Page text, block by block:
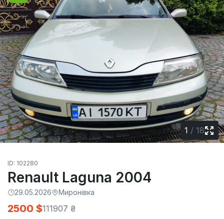
1 / 18
ID: 102280
Renault Laguna 2004
29.05.2026 Миронівка
2500 $111907 ₴